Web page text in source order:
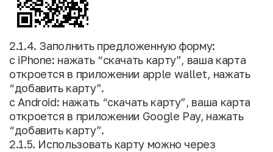
2.1.4. Заполнить предложенную форму:
с iPhone: нажать “скачать карту”, ваша карта
откроется в приложении apple wallet, нажать
“добавить карту”.
с Android: нажать “скачать карту”, ваша карта
откроется в приложении Google Pay, нажать
“добавить карту”.
2.1.5. Использовать карту можно через